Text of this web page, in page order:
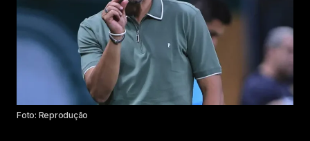
Foto: Reprodução